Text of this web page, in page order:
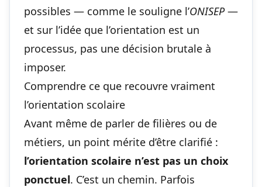
possibles — comme le souligne l’ONISEP—
et sur l’idée que l’orientation est un
processus, pas une décision brutale à
imposer.
Comprendre ce que recouvre vraiment
l’orientation scolaire
Avant même de parler de filières ou de
métiers, un point mérite d’être clarifié :
l’orientation scolaire n’est pas un choix
ponctuel. C’est un chemin. Parfois